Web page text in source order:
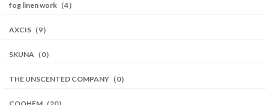
fog linen work（4）
AXCIS（9）
SKUNA（0）
THE UNSCENTED COMPANY（0）